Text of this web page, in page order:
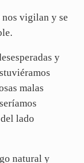
nos vigilan y se
y
malas
lado
natural y